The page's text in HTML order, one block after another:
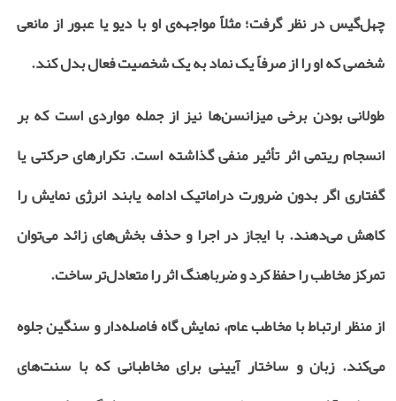
چهل‌گیس در نظر گرفت؛ مثلاً مواجهه‌ی او با دیو یا عبور از مانعی
شخصی که او را از صرفاً یک نماد به یک شخصیت فعال بدل کند.
طولانی بودن برخی میزانسن‌ها نیز از جمله مواردی است که بر
انسجام ریتمی اثر تأثیر منفی گذاشته است. تکرارهای حرکتی یا
گفتاری اگر بدون ضرورت دراماتیک ادامه یابند انرژی نمایش را
کاهش می‌دهند. با ایجاز در اجرا و حذف بخش‌های زائد می‌توان
تمرکز مخاطب را حفظ کرد و ضرباهنگ اثر را متعادل‌تر ساخت.
از منظر ارتباط با مخاطب عام، نمایش گاه فاصله‌دار و سنگین جلوه
می‌کند. زبان و ساختار آیینی برای مخاطبانی که با سنت‌های